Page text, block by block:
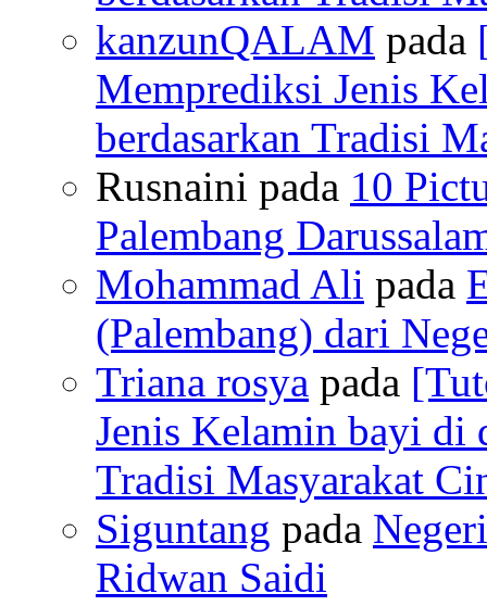
kanzunQALAM pada
Memprediksi Jenis
berdasarkan Tradisi
Rusnaini pada 10
Palembang
Mohammad Ali pada
(Palembang) dari
Triana rosya pada
Jenis Kelamin bayi di
Tradisi Masyarakat
Siguntang pada
Ridwan Saidi